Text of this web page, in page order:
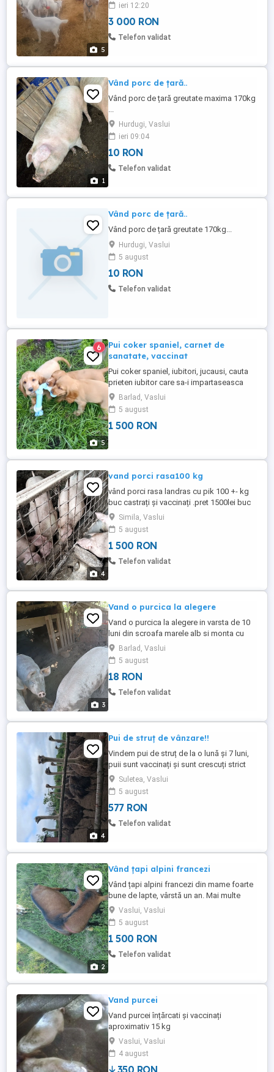
5
ieri 12:20
3 000 RON
Telefon validat
1
Vând porc de țară..
Vând porc de țară greutate maxima 170kg
...
Hurdugi, Vaslui
ieri 09:04
10 RON
Telefon validat
Vând porc de țară..
Vând porc de țară greutate 170kg...
Hurdugi, Vaslui
5 august
10 RON
Telefon validat
5
6
Pui coker spaniel, carnet de
sanatate, vaccinat
Pui coker spaniel, iubitori, jucausi, cauta
prieten iubitor care sa-i impartaseasca
dragostea. carnet de sanatate inseriat,
deparazitati, vaccinati, conform graficului .
Varsta 2luni . Relatii la tf. in privat
Barlad, Vaslui
5 august
1 500 RON
4
vand porci rasa100 kg
vând porci rasa landras cu pik 100 +- kg
buc castrați și vaccinați .pret 1500lei buc
pe alese.
Simila, Vaslui
5 august
1 500 RON
Telefon validat
3
Vand o purcica la alegere
Vand o purcica la alegere in varsta de 10
luni din scroafa marele alb si monta cu
landrace ! Buna pentru reproductie sau
sacrificat! Mai multe detalii in privat!
Barlad, Vaslui
5 august
18 RON
Telefon validat
4
Pui de struț de vânzare!!
Vindem pui de struț de la o lună și 7 luni,
puii sunt vaccinați și sunt crescuți strict
numai după rețetă, vă oferim rețete și
toate detaliile și cunoștințe despre
creșterea lor dar pentru mai multe detalii
vă așteptăm la ferma noastră ca să puteți
vedea și familiile din care provin pentru că
Suletea, Vaslui
5 august
577 RON
Telefon validat
2
Vând țapi alpini francezi
Vând țapi alpini francezi din mame foarte
bune de lapte, vârstă un an. Mai multe
detalii la telefon. Tel:
Vaslui, Vaslui
5 august
1 500 RON
Telefon validat
Vand purcei
Vand purcei înțărcati și vaccinați
aproximativ 15 kg
Vaslui, Vaslui
4 august
350 RON